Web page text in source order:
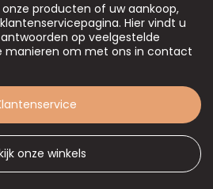
producten of uw aankoop,
Hier vindt u
op veelgestelde
manieren om met ons in contact
onze winkels